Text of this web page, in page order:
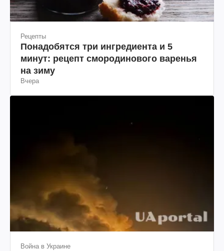
Рецепты
Понадобятся три ингредиента и 5
минут: рецепт смородинового варенья
на зиму
Вчера
Война в Украине